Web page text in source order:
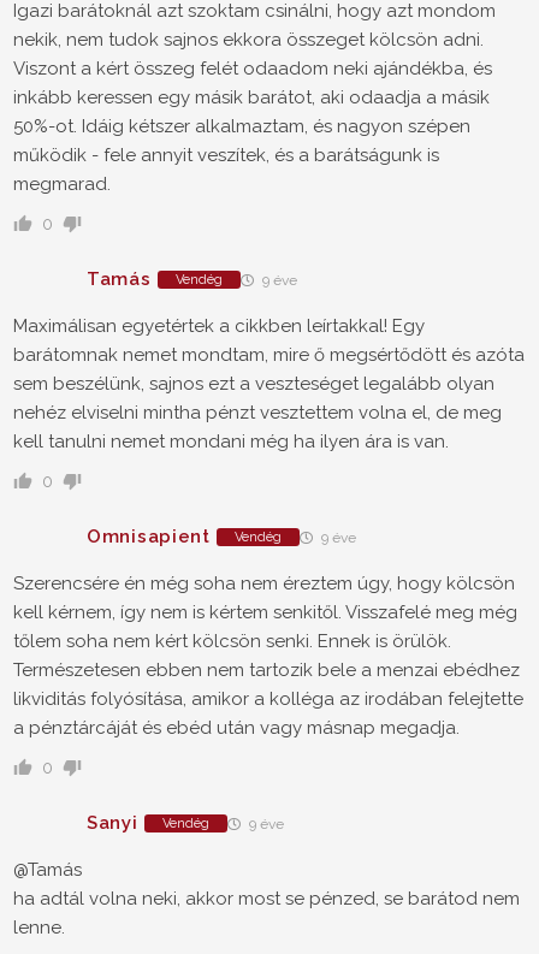
Igazi barátoknál azt szoktam csinálni, hogy azt mondom
nekik, nem tudok sajnos ekkora összeget kölcsön adni.
Viszont a kért összeg felét odaadom neki ajándékba, és
inkább keressen egy másik barátot, aki odaadja a másik
50%-ot. Idáig kétszer alkalmaztam, és nagyon szépen
működik - fele annyit veszítek, és a barátságunk is
megmarad.
0
Tamás Vendég 9 éve
Maximálisan egyetértek a cikkben leírtakkal! Egy
barátomnak nemet mondtam, mire ő megsértődött és azóta
sem beszélünk, sajnos ezt a veszteséget legalább olyan
nehéz elviselni mintha pénzt vesztettem volna el, de meg
kell tanulni nemet mondani még ha ilyen ára is van.
0
Omnisapient Vendég 9 éve
Szerencsére én még soha nem éreztem úgy, hogy kölcsön
kell kérnem, így nem is kértem senkitől. Visszafelé meg még
tőlem soha nem kért kölcsön senki. Ennek is örülök.
Természetesen ebben nem tartozik bele a menzai ebédhez
likviditás folyósítása, amikor a kolléga az irodában felejtette
a pénztárcáját és ebéd után vagy másnap megadja.
0
Sanyi Vendég 9 éve
@Tamás
ha adtál volna neki, akkor most se pénzed, se barátod nem
lenne.